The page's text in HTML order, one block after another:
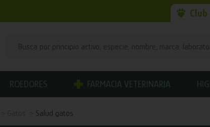
ROEDORES FARMACIA VETERINARIA
Salud gatos